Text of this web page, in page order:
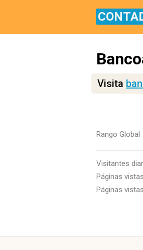
Visita
Rango Global
Visitantes
Páginas
Páginas